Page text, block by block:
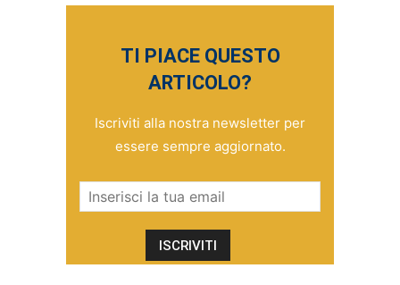
TI PIACE QUESTO
ARTICOLO?
Iscriviti alla nostra newsletter per
essere sempre aggiornato.